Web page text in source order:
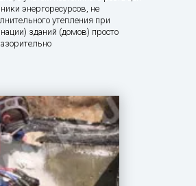
энергоресурсов, не
утепления при
зданий (домов) просто